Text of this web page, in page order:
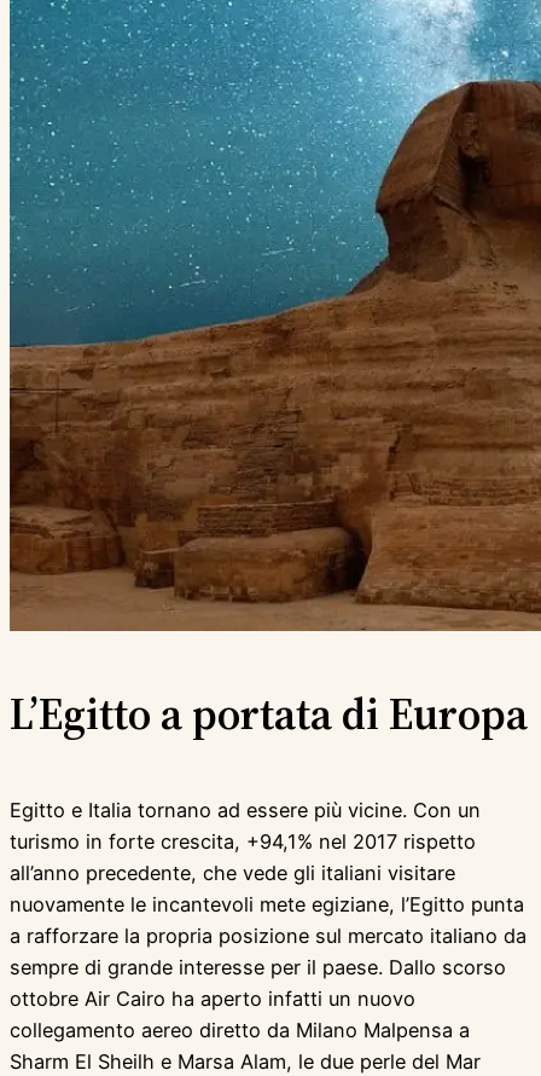
L’Egitto a portata di Europa
Egitto e Italia tornano ad essere più vicine. Con un
turismo in forte crescita, +94,1% nel 2017 rispetto
all’anno precedente, che vede gli italiani visitare
nuovamente le incantevoli mete egiziane, l’Egitto punta
a rafforzare la propria posizione sul mercato italiano da
sempre di grande interesse per il paese. Dallo scorso
ottobre Air Cairo ha aperto infatti un nuovo
collegamento aereo diretto da Milano Malpensa a
Sharm El Sheilh e Marsa Alam, le due perle del Mar